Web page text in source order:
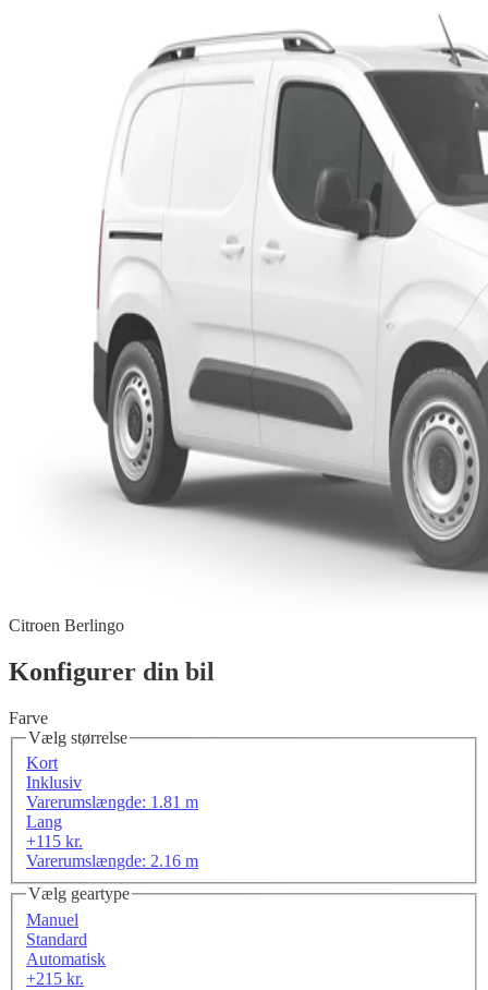
Citroen Berlingo
Konfigurer din bil
Farve
Vælg størrelse
Kort
Inklusiv
Varerumslængde: 1.81 m
Lang
+115 kr.
Varerumslængde: 2.16 m
Vælg geartype
Manuel
Standard
Automatisk
+215 kr.